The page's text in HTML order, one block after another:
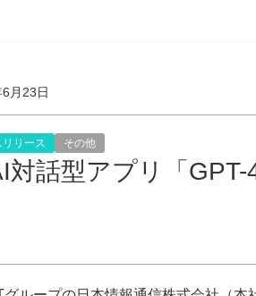
月23日
リリース その他
対話型アプリ「